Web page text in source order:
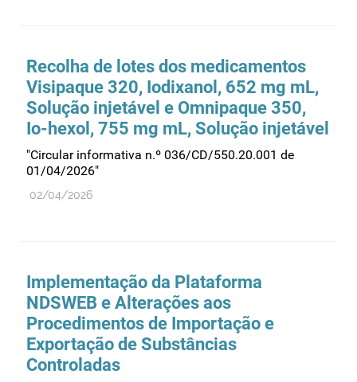
Medicinas alternativas
Nanotecnologia
Planeamento
Plantas medicinais
Prescrição
Publicidade
Qualidade e normalização
Reações adversas
Recursos humanos
Recolha de lotes dos medicamentos
Visipaque 320, Iodixanol, 652 mg mL,
Solução injetável e Omnipaque 350,
Io-hexol, 755 mg mL, Solução injetável
"Circular informativa n.º 036/CD/550.20.001 de
01/04/2026"
02/04/2026
Implementação da Plataforma
NDSWEB e Alterações aos
Procedimentos de Importação e
Exportação de Substâncias
Controladas